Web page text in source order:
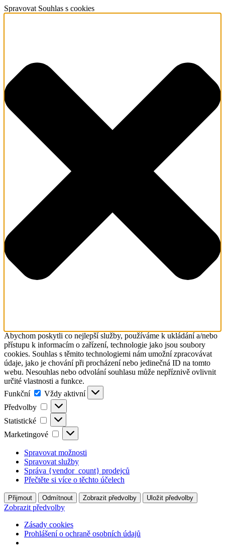
Spravovat Souhlas s cookies
Abychom poskytli co nejlepší služby, používáme k ukládání a/nebo
přístupu k informacím o zařízení, technologie jako jsou soubory
cookies. Souhlas s těmito technologiemi nám umožní zpracovávat
údaje, jako je chování při procházení nebo jedinečná ID na tomto
webu. Nesouhlas nebo odvolání souhlasu může nepříznivě ovlivnit
určité vlastnosti a funkce.
Funkční
Funkční
Vždy aktivní
Předvolby
Předvolby
Statistické Statistické
Marketingové Marketingové
Spravovat možnosti
Spravovat služby
Správa {vendor_count} prodejců
Přečtěte si více o těchto účelech
Přijmout Odmítnout Zobrazit předvolby Uložit předvolby
Zobrazit předvolby
Zásady cookies
Prohlášení o ochraně osobních údajů